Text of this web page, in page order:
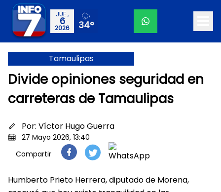
JUE.,
6
2026 34°
Tamaulipas
Divide opiniones seguridad en
carreteras de Tamaulipas
Por: Víctor Hugo Guerra
27 Mayo 2026, 13:40
Compartir
Humberto Prieto Herrera, diputado de Morena,